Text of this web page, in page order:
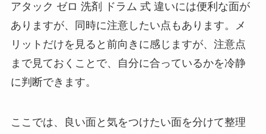
アタック ゼロ 洗剤 ドラム 式 違いには便利な面が
ありますが、同時に注意したい点もあります。メ
リットだけを見ると前向きに感じますが、注意点
まで見ておくことで、自分に合っているかを冷静
に判断できます。
ここでは、良い面と気をつけたい面を分けて整理